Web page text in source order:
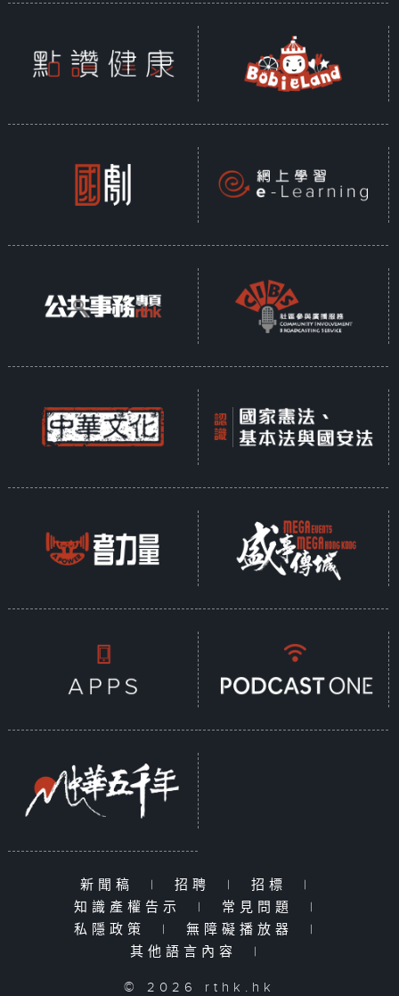
新聞稿 | 招聘 | 招標
|
知識產權告示
| 常見問題
|
私隱政策
| 無障礙播放器
|
其他語言內容
|
© 2026 rthk.hk